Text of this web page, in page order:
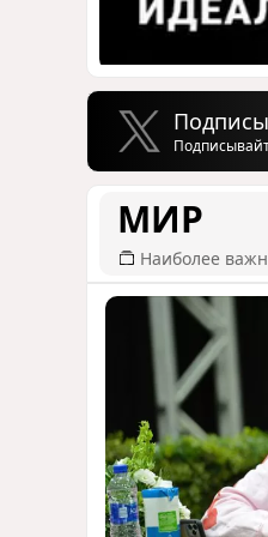
МИР
Наиболее